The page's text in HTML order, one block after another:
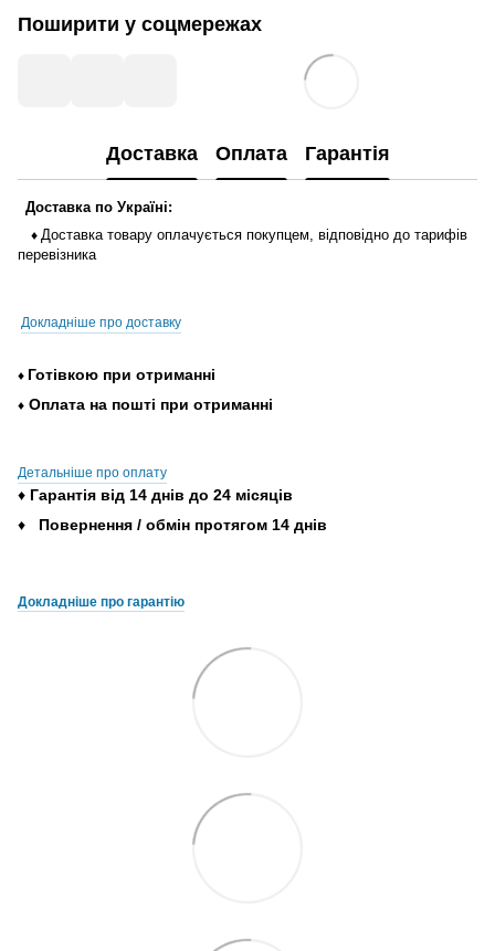
Поширити у соцмережах
Доставка Оплата Гарантія
Доставка по Україні:
♦ Доставка товару оплачується покупцем, відповідно до тарифів
перевізника
Докладніше про доставку
♦ Готівкою при отриманні
♦ Оплата на пошті при отриманні
Детальніше про оплату
♦ Гарантія від 14 днів до 24 місяців
♦ Повернення / обмін протягом 14 днів
Докладніше про гарантію